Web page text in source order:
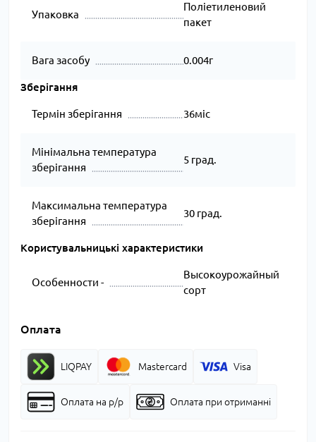
Упаковка
Поліетиленовий
пакет
Вага засобу 0.004г
Зберігання
Термін зберігання 36міс
Мінімальна температура
зберігання
5 град.
Максимальна температура
зберігання
30 град.
Користувальницькі характеристики
Особенности -
Высокоурожайный
сорт
Оплата
LIQPAY Mastercard Visa
Оплата на р/р Оплата при отриманні